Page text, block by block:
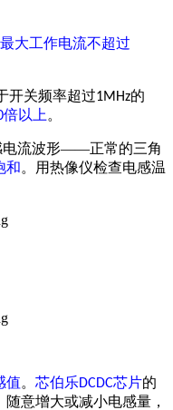
最大工作电流不超过
开关频率超过1MHz的
倍以上 。
电流波形——正常的三角
和。用热像仪检查电感温
值。 芯伯乐DCDC芯片的
随意增大或减小电感量，